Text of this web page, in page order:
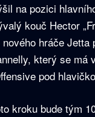
na pozici
kouč Hector
hráče Jetta
který se má
pod
kroku bude tým